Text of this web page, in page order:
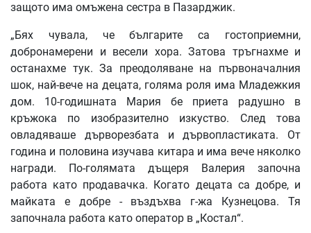
защото има омъжена сестра в Пазарджик.
„Бях чувала, че българите са гостоприемни,
добронамерени и весели хора. Затова тръгнахме и
останахме тук. За преодоляване на първоначалния
шок, най-вече на децата, голяма роля има Младежкия
дом. 10-годишната Мария бе приета радушно в
кръжока по изобразително изкуство. След това
овладяваше дърворезбата и дървопластиката. От
година и половина изучава китара и има вече няколко
награди. По-голямата дъщеря Валерия започна
работа като продавачка. Когато децата са добре, и
майката е добре - въздъхва г-жа Кузнецова. Тя
започнала работа като оператор в „Костал“.